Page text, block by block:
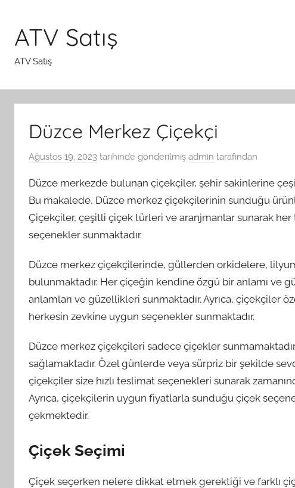
ATV Satış
ATV Satış
Düzce Merkez Çiçekçi
Ağustos 19, 2023 tarihinde gönderilmiş admin tarafından
Düzce merkezde bulunan çiçekçiler, şehir sakinlerine
Bu makalede, Düzce merkez çiçekçilerinin sunduğu
Çiçekçiler, çeşitli çiçek türleri ve aranjmanlar sunarak
seçenekler sunmaktadır.
Düzce merkez çiçekçilerinde, güllerden orkidelere,
bulunmaktadır. Her çiçeğin kendine özgü bir anlamı ve
anlamları ve güzellikleri sunmaktadır. Ayrıca, çiçekçiler
herkesin zevkine uygun seçenekler sunmaktadır.
Düzce merkez çiçekçileri sadece çiçekler
sağlamaktadır. Özel günlerde veya sürpriz bir şekilde
çiçekçiler size hızlı teslimat seçenekleri sunarak
Ayrıca, çiçekçilerin uygun fiyatlarla sunduğu çiçek
çekmektedir.
Çiçek Seçimi
Çiçek seçerken nelere dikkat etmek gerektiği ve farklı